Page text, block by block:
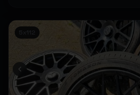
ikwilvanmijnvelgenaf